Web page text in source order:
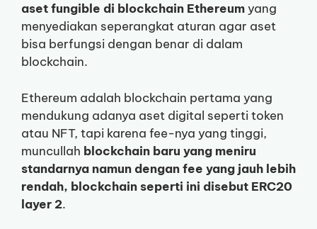
aset fungible di blockchain Ethereum yang
menyediakan seperangkat aturan agar aset
bisa berfungsi dengan benar di dalam
blockchain.
Ethereum adalah blockchain pertama yang
mendukung adanya aset digital seperti token
atau NFT, tapi karena fee-nya yang tinggi,
muncullah blockchain baru yang meniru
standarnya namun dengan fee yang jauh lebih
rendah, blockchain seperti ini disebut ERC20
layer 2.